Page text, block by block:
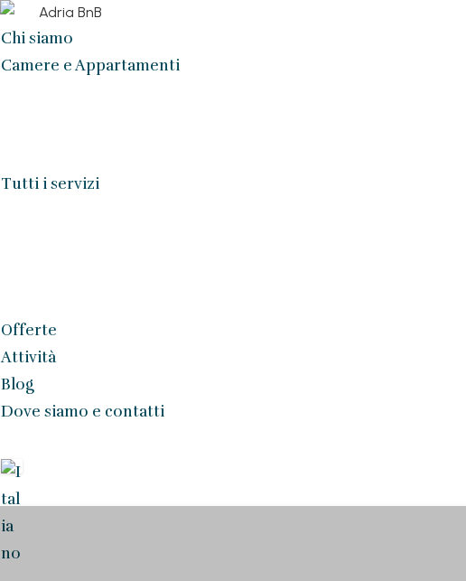
Chi siamo
Camere e Appartamenti
Tutti i servizi
Offerte
Attività
Blog
Dove siamo e contatti